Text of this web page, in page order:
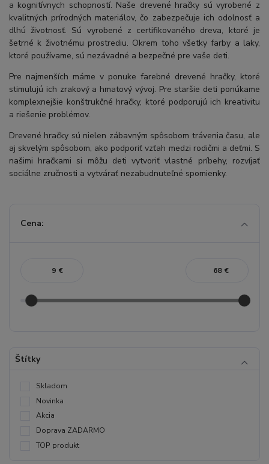
a kognitívnych schopností. Naše drevené hračky sú vyrobené z
kvalitných prírodných materiálov, čo zabezpečuje ich odolnosť a
dlhú životnosť. Sú vyrobené z certifikovaného dreva, ktoré je
šetrné k životnému prostrediu. Okrem toho všetky farby a laky,
ktoré používame, sú nezávadné a bezpečné pre vaše deti.
Pre najmenších máme v ponuke farebné drevené hračky, ktoré
stimulujú ich zrakový a hmatový vývoj. Pre staršie deti ponúkame
komplexnejšie konštrukčné hračky, ktoré podporujú ich kreativitu
a riešenie problémov.
Drevené hračky sú nielen zábavným spôsobom trávenia času, ale
aj skvelým spôsobom, ako podporiť vzťah medzi rodičmi a deťmi. S
našimi hračkami si môžu deti vytvoriť vlastné príbehy, rozvíjať
sociálne zručnosti a vytvárať nezabudnuteľné spomienky.
Cena:
€ €
Štítky
Skladom
Novinka
Akcia
Doprava ZADARMO
TOP produkt